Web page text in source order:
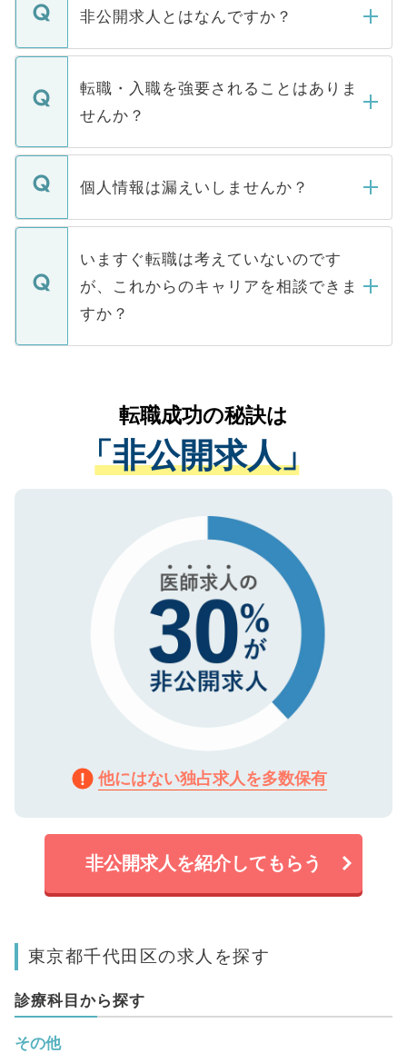
登録内容を確認し、その後メールもしくは
ます。通常、5営業日以内にはご連絡をせて
いただきますので、しばらくお待ちくださ
い。
非公開求人とはなんですか？
マイナビDOCTORで取り扱っている求人の
うち約3割は、Webサイトからご覧いただ
けない「非公開求人」です。非公開求人は
下記の理由によって、一般には公開してい
ません。
■応募殺到を避けるため 人気のある医療機
関を公にしてしまうと、応募が殺到する場
に、医療機関が求める条件に合った人材の
みを人材紹介会社に依頼するケースが増え
ています。
転職・入職を強要されることはありま
せんか？
転職・入職を強要することは一切ありませ
ん。また、仮に応募先から内定をいただい
定を承諾する必要はありません。内定先へ
の辞退の連絡はキャリアパートナーが行い
ますので、ご安心ください。
個人情報は漏えいしませんか？
個人情報が漏えいすることはありませんの
で、ご安心ください。当サイトからの登録
などで収集したご登録者様の個人情報は、
ご本人のキャリアアップおよび転職活動の
支援を目的に使用いたします。お預かりし
ているすべての個人データはご本人の許可
は、個人情報の取り扱いについての厳密な
管理基準を満たした事業者のみに付与され
る、プライバシーマークを取得済みです。
ご登録いただいた個人情報は、SSL（デー
で、機密保持に関してもご安心ください。
いますぐ転職は考えていないのです
が、これからのキャリアを相談できま
すか？
かがいして、現在の医療機関の状況や紹介
経験をまじえながら、適切なアドバイスを
させていただきます。すぐにご転職をされ
ない方には、長期的なサポートが可能です
ので、まずはご登録ください。
転職成功の秘訣は
「非公開求人」
他にはない独占求人を多数保有
非公開求人を紹介してもらう
東京都千代田区の求人を探す
診療科目から探す
その他